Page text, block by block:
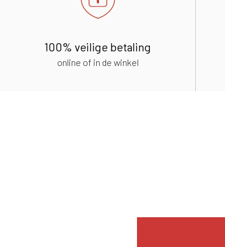
100% veilige betaling
online of in de winkel